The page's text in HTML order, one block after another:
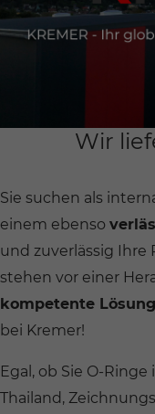
Wir
Sie suchen als
einem ebenso
und zuverlässig
stehen vor einer
kompetente
bei Kremer!
Egal, ob Sie O-
Thailand,